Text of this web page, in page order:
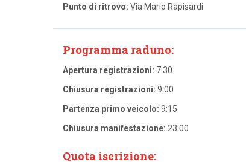
Punto di ritrovo: Via Mario Rapisardi
Programma raduno:
Apertura registrazioni: 7:30
Chiusura registrazioni: 9:00
Partenza primo veicolo: 9:15
Chiusura manifestazione: 23:00
Quota iscrizione: